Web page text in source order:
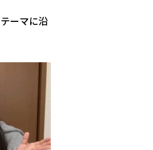
ーマに沿